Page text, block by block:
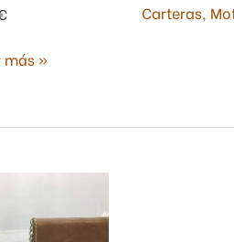
Carteras,
más »